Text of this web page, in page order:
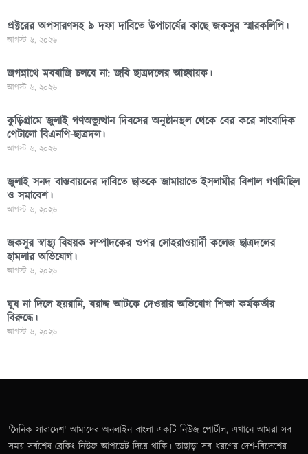
প্রক্টরের অপসারণসহ ৯ দফা দাবিতে উপাচার্যের কাছে জকসুর স্মারকলিপি।
আগস্ট ৬, ২০২৬
জগন্নাথে মববাজি চলবে না: জবি ছাত্রদলের আহ্বায়ক।
আগস্ট ৬, ২০২৬
কুড়িগ্রামে জুলাই গণঅভ্যুত্থান দিবসের অনুষ্ঠানস্থল থেকে বের করে সাংবাদিক
পেটালো বিএনপি-ছাত্রদল।
আগস্ট ৬, ২০২৬
জুলাই সনদ বাস্তবায়নের দাবিতে ছাতকে জামায়াতে ইসলামীর বিশাল গণমিছিল
ও সমাবেশ।
আগস্ট ৬, ২০২৬
জকসুর স্বাস্থ্য বিষয়ক সম্পাদকের ওপর সোহরাওয়ার্দী কলেজ ছাত্রদলের
হামলার অভিযোগ।
আগস্ট ৬, ২০২৬
ঘুষ না দিলে হয়রানি, বরাদ্দ আটকে দেওয়ার অভিযোগ শিক্ষা কর্মকর্তার
বিরুদ্ধে।
আগস্ট ৬, ২০২৬
'দৈনিক সারাদেশ' আমাদের অনলাইন বাংলা একটি নিউজ পোর্টাল, এখানে আমরা সব
সময় সর্বশেষ ব্রেকিং নিউজ আপডেট দিয়ে থাকি। তাছাড়া সব ধরণের দেশ-বিদেশের